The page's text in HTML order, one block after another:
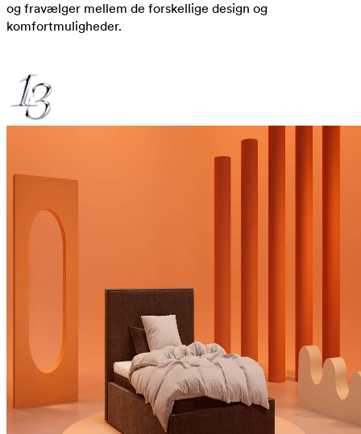
og fravælger mellem de forskellige design og
komfortmuligheder.